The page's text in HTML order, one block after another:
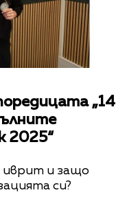
„14
2025“
иврит и защо
си?